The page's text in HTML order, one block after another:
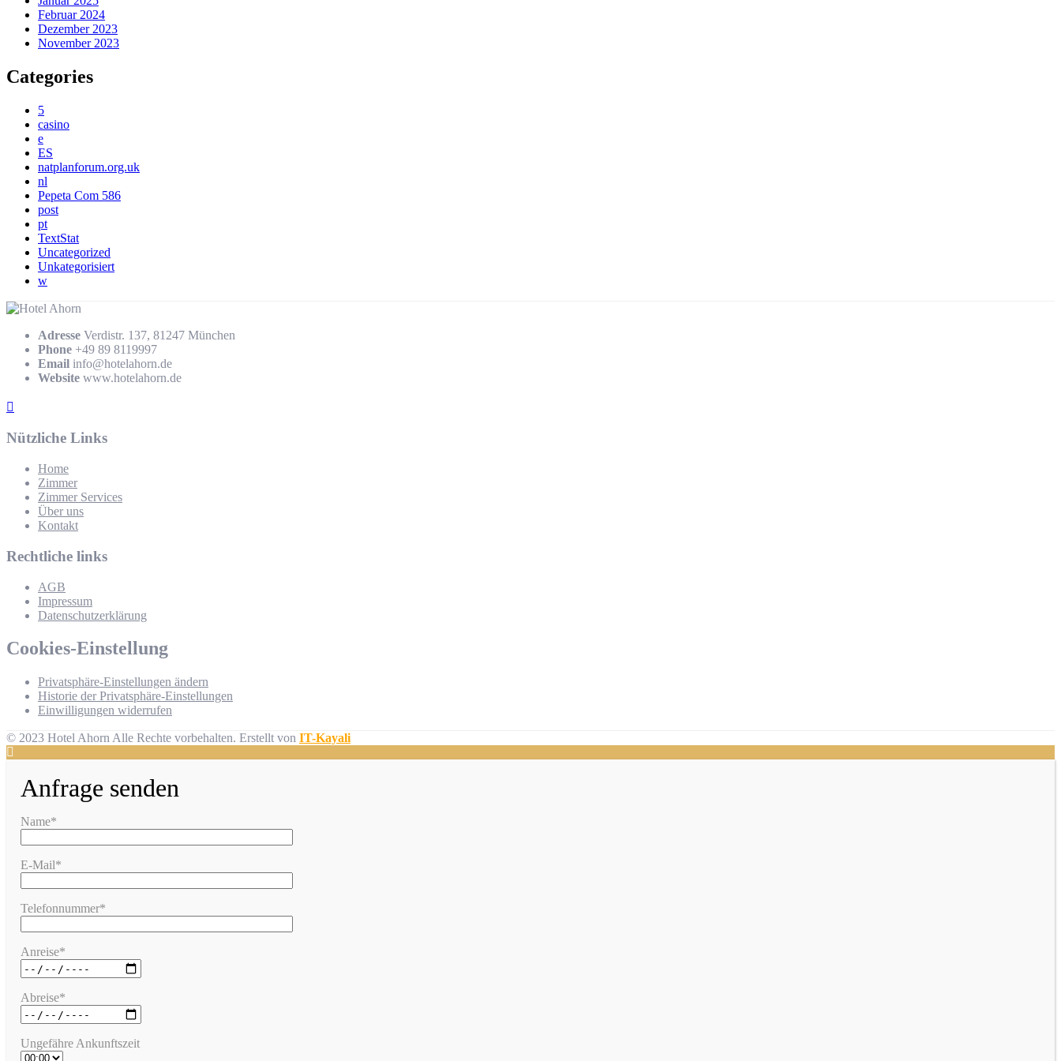
Februar 2024
Dezember 2023
November 2023
Categories
5
casino
e
ES
natplanforum.org.uk
nl
Pepeta Com 586
post
pt
TextStat
Uncategorized
Unkategorisiert
w
Adresse Verdistr. 137, 81247 München
Phone +49 89 8119997
Email info@hotelahorn.de
Website www.hotelahorn.de
Nützliche Links
Home
Zimmer
Zimmer Services
Über uns
Kontakt
Rechtliche links
AGB
Impressum
Datenschutzerklärung
Cookies-Einstellung
Privatsphäre-Einstellungen ändern
Historie der Privatsphäre-Einstellungen
Einwilligungen widerrufen
© 2023 Hotel Ahorn Alle Rechte vorbehalten. Erstellt von IT-Kayali
Anfrage senden
Name*
E-Mail*
Telefonnummer*
Anreise*
Abreise*
Ungefähre Ankunftszeit